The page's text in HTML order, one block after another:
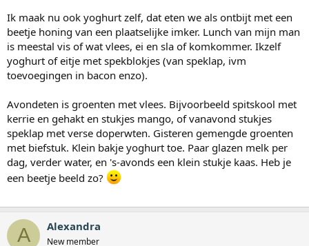
Ik maak nu ook yoghurt zelf, dat eten we als ontbijt met een
beetje honing van een plaatselijke imker. Lunch van mijn man
is meestal vis of wat vlees, ei en sla of komkommer. Ikzelf
yoghurt of eitje met spekblokjes (van speklap, ivm
toevoegingen in bacon enzo).
Avondeten is groenten met vlees. Bijvoorbeeld spitskool met
kerrie en gehakt en stukjes mango, of vanavond stukjes
speklap met verse doperwten. Gisteren gemengde groenten
met biefstuk. Klein bakje yoghurt toe. Paar glazen melk per
dag, verder water, en 's-avonds een klein stukje kaas. Heb je
een beetje beeld zo?
A Alexandra
New member